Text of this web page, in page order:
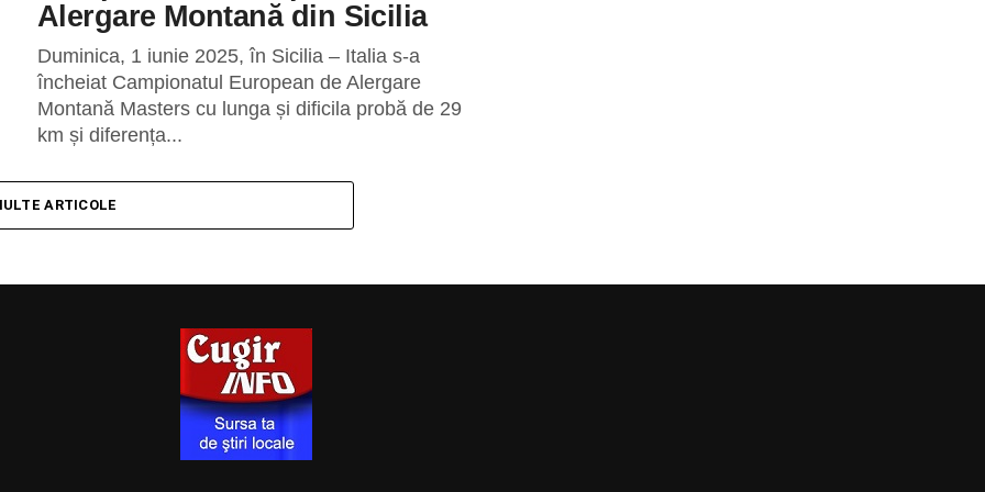
Alergare Montană din Sicilia
Duminica, 1 iunie 2025, în Sicilia – Italia s-a
încheiat Campionatul European de Alergare
Montană Masters cu lunga și dificila probă de 29
km și diferența...
ARTICOLE